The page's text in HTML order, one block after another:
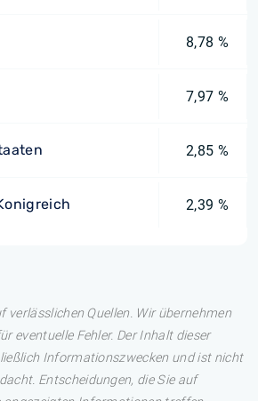
8,78 %
7,97 %
2,85 %
2,39 %
verlässlichen Quellen. Wir übernehmen
eventuelle Fehler. Der Inhalt dieser
Informationszwecken und ist nicht
Entscheidungen, die Sie auf